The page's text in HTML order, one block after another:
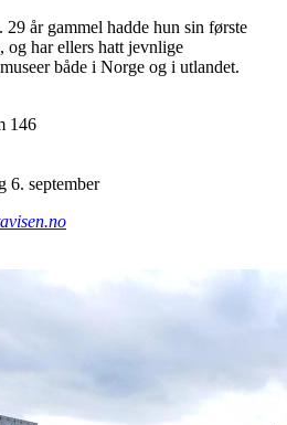
år gammel hadde hun sin første
og har ellers hatt jevnlige
både i Norge og i utlandet.
146
6. september